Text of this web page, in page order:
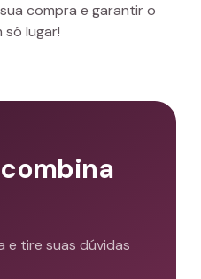
compra e garantir o
lugar!
e tire suas dúvidas